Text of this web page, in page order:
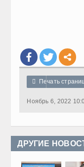
 Печать
Ноябрь 6, 2022
ДРУГИЕ